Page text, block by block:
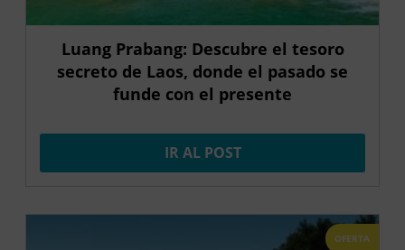
Luang Prabang: Descubre el tesoro
secreto de Laos, donde el pasado se
funde con el presente
IR AL POST
OFERTA